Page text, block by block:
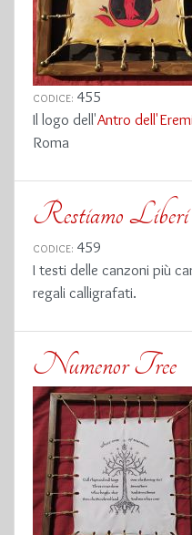
CODICE: 455
Il logo dell'Antro
Roma
Restiamo Liberi
CODICE: 459
I testi delle canzoni più
regali calligrafati.
Numenor Tree